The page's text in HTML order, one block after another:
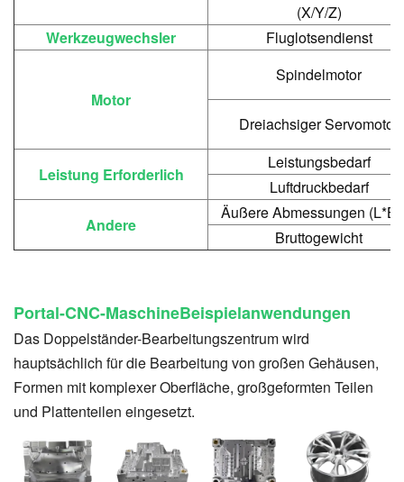
(X/Y/Z)
Werkzeugwechsler
Fluglotsendienst
Motor
Spindelmotor
Dreiachsiger Servomotor
Leistung Erforderlich
Leistungsbedarf
Luftdruckbedarf
Andere
Äußere Abmessungen
Bruttogewicht
Portal-CNC-MaschineBeispielanwendungen
Das Doppelständer-Bearbeitungszentrum wird
hauptsächlich für die Bearbeitung von großen Gehäusen,
Formen mit komplexer Oberfläche, großgeformten Teilen
und Plattenteilen eingesetzt.